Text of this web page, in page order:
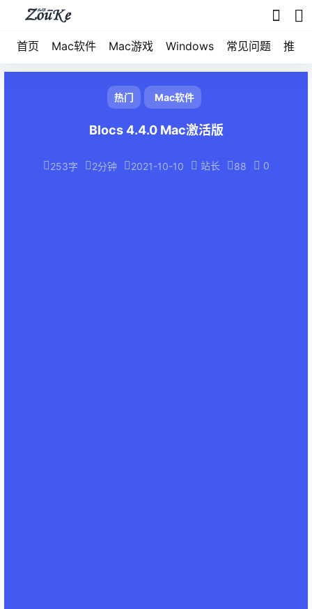
首页 Mac软件 Mac游戏 Windows 常见问题 推荐
热门 Mac软件
Blocs 4.4.0 Mac激活版
253字 2分钟 2021-10-10 站长 88 0